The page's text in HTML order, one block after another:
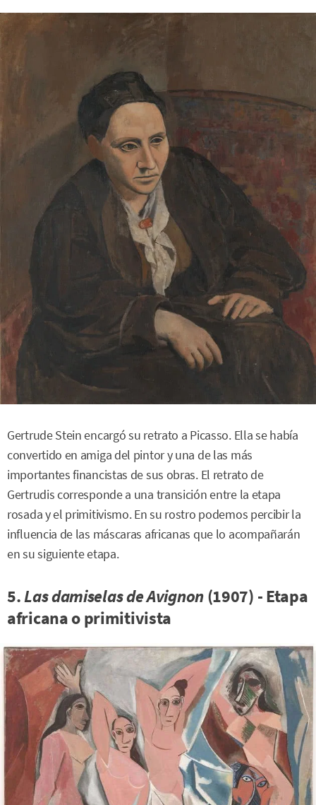
Gertrude Stein encargó su retrato a Picasso. Ella se había
convertido en amiga del pintor y una de las más
importantes financistas de sus obras. El retrato de
Gertrudis corresponde a una transición entre la etapa
rosada y el primitivismo. En su rostro podemos percibir la
influencia de las máscaras africanas que lo acompañarán
en su siguiente etapa.
5.Las damiselas de Avignon(1907) - Etapa
africana o primitivista